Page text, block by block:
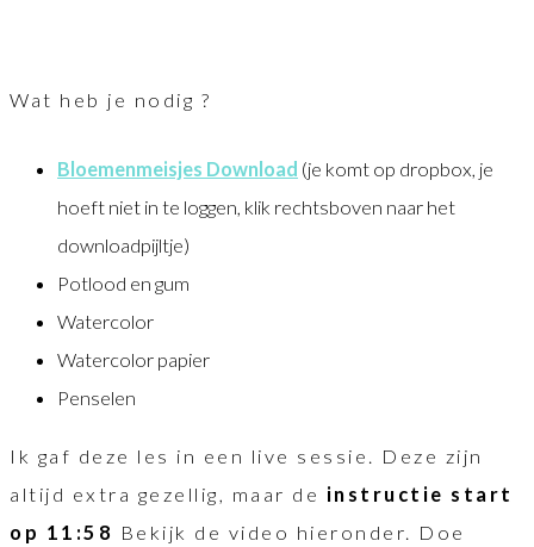
Wat heb je nodig ?
Bloemenmeisjes Download (je komt op dropbox, je
hoeft niet in te loggen, klik rechtsboven naar het
downloadpijltje)
Potlood en gum
Watercolor
Watercolor papier
Penselen
Ik gaf deze les in een live sessie. Deze zijn
altijd extra gezellig, maar de instructie start
op 11:58 Bekijk de video hieronder. Doe